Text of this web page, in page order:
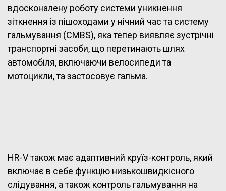
вдосконалену роботу системи уникнення
зіткнення із пішоходами у нічний час та систему
гальмування (CMBS), яка тепер виявляє зустрічні
транспортні засоби, що перетинають шлях
автомобіля, включаючи велосипеди та
мотоцикли, та застосовує гальма.
HR-V також має адаптивний круїз-контроль, який
включає в себе функцію низькошвидкісного
слідування, а також контроль гальмування на